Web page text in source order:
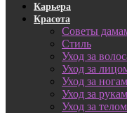
Карьера
Красота
Советы
Стиль
Уход за
Уход за
Уход за
Уход за
Уход за телом